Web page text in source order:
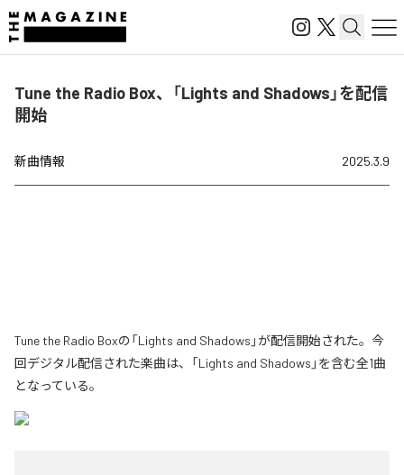
Tune the Radio Box、「Lights and Shadows」を配信
開始
新曲情報 2025.3.9
Tune the Radio Boxの「Lights and Shadows」が配信開始された。今
回デジタル配信された楽曲は、「Lights and Shadows」を含む全1曲
となっている。